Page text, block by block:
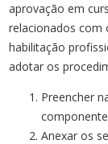
aprovação em
relacionados com
habilitação
adotar os
Preencher
Anexar os